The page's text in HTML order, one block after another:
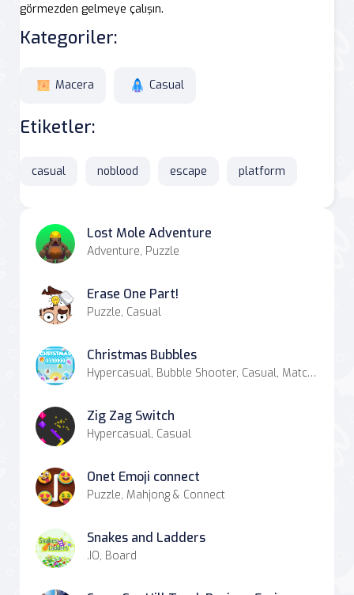
görmezden gelmeye çalışın.
Kategoriler:
Macera Casual
Etiketler:
casual noblood escape platform
Lost Mole Adventure
Adventure, Puzzle
Erase One Part!
Puzzle, Casual
Christmas Bubbles
Hypercasual, Bubble Shooter, Casual, Match-3
Zig Zag Switch
Hypercasual, Casual
Onet Emoji connect
Puzzle, Mahjong & Connect
Snakes and Ladders
.IO, Board